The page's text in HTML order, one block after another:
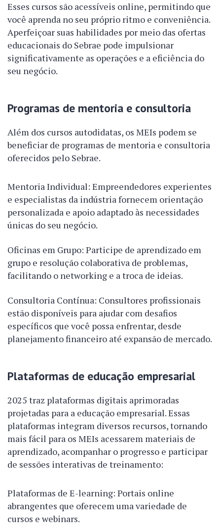
Esses cursos são acessíveis online, permitindo que
você aprenda no seu próprio ritmo e conveniência.
Aperfeiçoar suas habilidades por meio das ofertas
educacionais do Sebrae pode impulsionar
significativamente as operações e a eficiência do
seu negócio.
Programas de mentoria e consultoria
Além dos cursos autodidatas, os MEIs podem se
beneficiar de programas de mentoria e consultoria
oferecidos pelo Sebrae.
Mentoria Individual: Empreendedores experientes
e especialistas da indústria fornecem orientação
personalizada e apoio adaptado às necessidades
únicas do seu negócio.
Oficinas em Grupo: Participe de aprendizado em
grupo e resolução colaborativa de problemas,
facilitando o networking e a troca de ideias.
Consultoria Contínua: Consultores profissionais
estão disponíveis para ajudar com desafios
específicos que você possa enfrentar, desde
planejamento financeiro até expansão de mercado.
Plataformas de educação empresarial
2025 traz plataformas digitais aprimoradas
projetadas para a educação empresarial. Essas
plataformas integram diversos recursos, tornando
mais fácil para os MEIs acessarem materiais de
aprendizado, acompanhar o progresso e participar
de sessões interativas de treinamento:
Plataformas de E-learning: Portais online
abrangentes que oferecem uma variedade de
cursos e webinars.